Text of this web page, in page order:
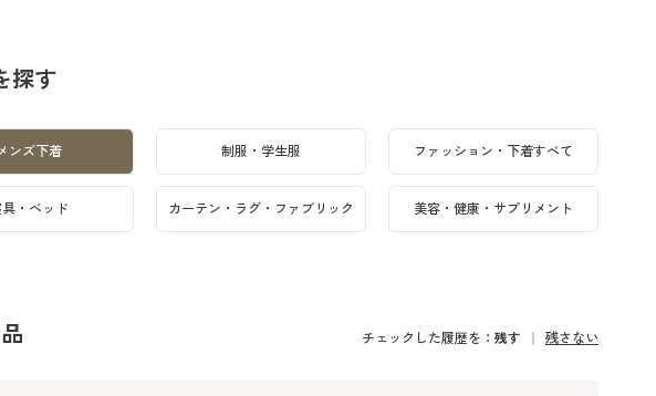
探す
ンズ下着 制服・学生服 ファッション・下着すべて
・ベッド カーテン・ラグ・ファブリック 美容・健康・サプリメント
チェックした履歴を： 残す 残さない